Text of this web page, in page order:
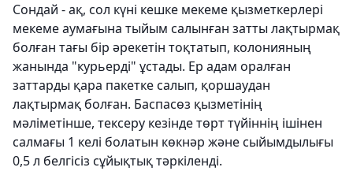
Сондай - ақ, сол күні кешке мекеме қызметкерлері
мекеме аумағына тыйым салынған затты лақтырмақ
болған тағы бір әрекетін тоқтатып, колонияның
жанында "курьерді" ұстады. Ер адам оралған
заттарды қара пакетке салып, қоршаудан
лақтырмақ болған. Баспасөз қызметінің
мәліметінше, тексеру кезінде төрт түйіннің ішінен
салмағы 1 келі болатын көкнәр және сыйымдылығы
0,5 л белгісіз сұйықтық тәркіленді.